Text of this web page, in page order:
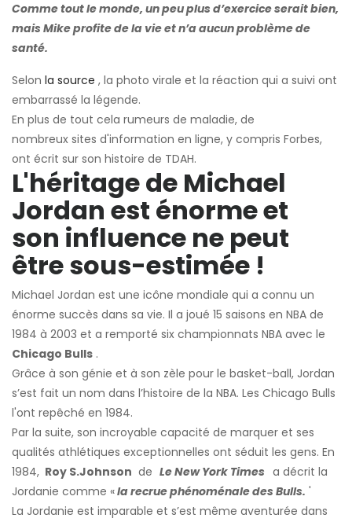
Comme tout le monde, un peu plus d’exercice serait bien,
mais Mike profite de la vie et n’a aucun problème de
santé.
Selon la source , la photo virale et la réaction qui a suivi ont
embarrassé la légende.
En plus de tout cela rumeurs de maladie, de
nombreux sites d'information en ligne, y compris Forbes,
ont écrit sur son histoire de TDAH.
L'héritage de Michael
Jordan est énorme et
son influence ne peut
être sous-estimée !
Michael Jordan est une icône mondiale qui a connu un
énorme succès dans sa vie. Il a joué 15 saisons en NBA de
1984 à 2003 et a remporté six championnats NBA avec le
Chicago Bulls .
Grâce à son génie et à son zèle pour le basket-ball, Jordan
s’est fait un nom dans l’histoire de la NBA. Les Chicago Bulls
l'ont repêché en 1984.
Par la suite, son incroyable capacité de marquer et ses
qualités athlétiques exceptionnelles ont séduit les gens. En
1984, Roy S.Johnson de Le New York Times a décrit la
Jordanie comme «la recrue phénoménale des Bulls. '
La Jordanie est imparable et s’est même aventurée dans